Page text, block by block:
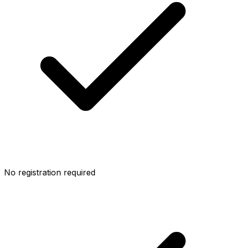
No registration required